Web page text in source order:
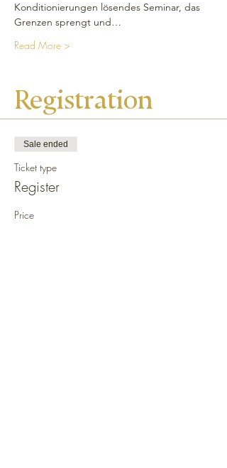
Konditionierungen lösendes Seminar, das
Grenzen sprengt und…
Read More >
Registration
Sale ended
Ticket type
Register
Price